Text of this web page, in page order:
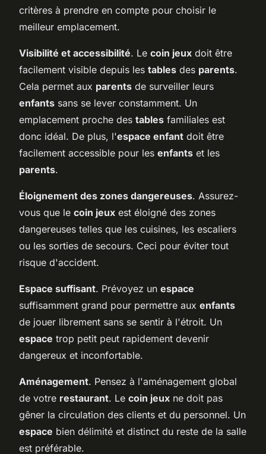
critères à prendre en compte pour choisir le
meilleur emplacement.
Visibilité et accessibilité. Le coin jeux doit être
facilement visible depuis les tables des parents.
Cela permet aux parents de surveiller leurs
enfants sans se lever constamment. Un
emplacement proche des tables familiales est
donc idéal. De plus, l'espace enfant doit être
facilement accessible pour les enfants et les
parents.
Éloignement des zones dangereuses. Assurez-
vous que le coin jeux est éloigné des zones
dangereuses telles que les cuisines, les escaliers
ou les sorties de secours. Ceci pour éviter tout
risque d'accident.
Espace suffisant. Prévoyez un espace
suffisamment grand pour permettre aux enfants
de jouer librement sans se sentir à l'étroit. Un
espace trop petit peut rapidement devenir
dangereux et inconfortable.
Aménagement. Pensez à l'aménagement global
de votre restaurant. Le coin jeux ne doit pas
gêner la circulation des clients et du personnel. Un
espace bien délimité et distinct du reste de la salle
est préférable.